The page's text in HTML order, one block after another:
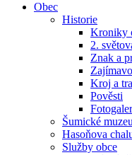
Obec
Historie
Kroniky
2.
Znak a
Kroj a
Pověsti
Šumické
Hasoňova
Služby obce